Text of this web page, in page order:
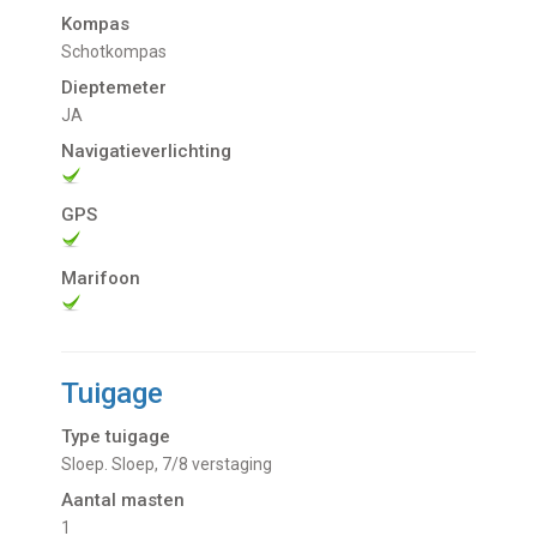
Kompas
Schotkompas
Dieptemeter
JA
Navigatieverlichting
GPS
Marifoon
Tuigage
Type tuigage
Sloep. Sloep, 7/8 verstaging
Aantal masten
1